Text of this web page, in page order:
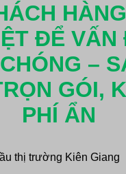
ĐỂ VẤN
–
GÓI,
PHÍ ẨN
thị trường Kiên Giang